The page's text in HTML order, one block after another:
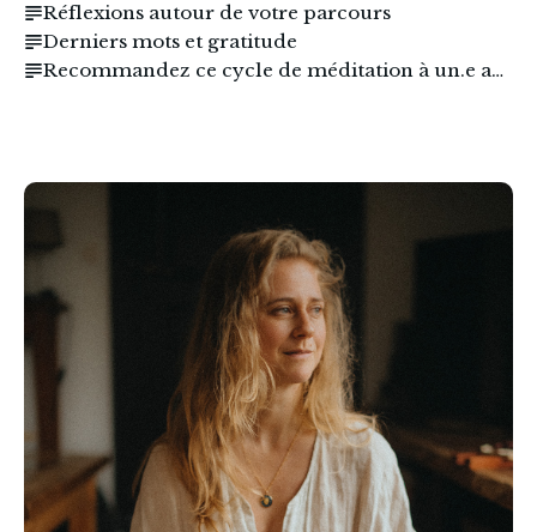
Réflexions autour de votre parcours
Derniers mots et gratitude
Recommandez ce cycle de méditation à un.e ami.e